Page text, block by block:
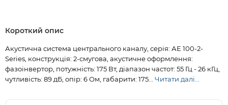
Короткий опис
Акустична система центрального каналу, серія: АЕ 100-2-
Series, конструкція: 2-смугова, акустичне оформлення:
фазоінвертор, потужність: 175 Вт, діапазон частот: 55 Гц - 26 кГц,
чутливість: 89 дБ, опір: 6 Ом, габарити: 175... Читати далі...